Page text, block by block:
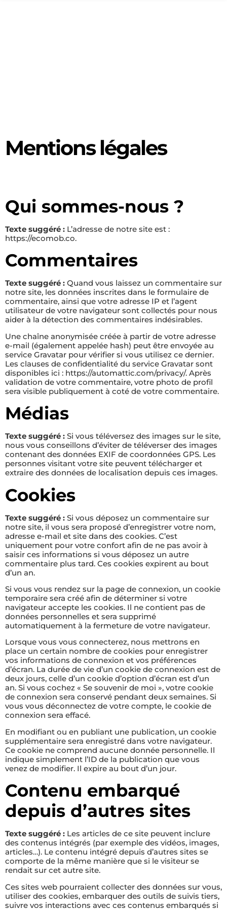
Mentions légales
Qui sommes-nous ?
Texte suggéré : L’adresse de notre site est :
https://ecomob.co.
Commentaires
Texte suggéré : Quand vous laissez un commentaire sur
notre site, les données inscrites dans le formulaire de
commentaire, ainsi que votre adresse IP et l’agent
utilisateur de votre navigateur sont collectés pour nous
aider à la détection des commentaires indésirables.
Une chaîne anonymisée créée à partir de votre adresse
e-mail (également appelée hash) peut être envoyée au
service Gravatar pour vérifier si vous utilisez ce dernier.
Les clauses de confidentialité du service Gravatar sont
disponibles ici : https://automattic.com/privacy/. Après
validation de votre commentaire, votre photo de profil
sera visible publiquement à coté de votre commentaire.
Médias
Texte suggéré : Si vous téléversez des images sur le site,
nous vous conseillons d’éviter de téléverser des images
contenant des données EXIF de coordonnées GPS. Les
personnes visitant votre site peuvent télécharger et
extraire des données de localisation depuis ces images.
Cookies
Texte suggéré : Si vous déposez un commentaire sur
notre site, il vous sera proposé d’enregistrer votre nom,
adresse e-mail et site dans des cookies. C’est
uniquement pour votre confort afin de ne pas avoir à
saisir ces informations si vous déposez un autre
commentaire plus tard. Ces cookies expirent au bout
d’un an.
Si vous vous rendez sur la page de connexion, un cookie
temporaire sera créé afin de déterminer si votre
navigateur accepte les cookies. Il ne contient pas de
données personnelles et sera supprimé
automatiquement à la fermeture de votre navigateur.
Lorsque vous vous connecterez, nous mettrons en
place un certain nombre de cookies pour enregistrer
vos informations de connexion et vos préférences
d’écran. La durée de vie d’un cookie de connexion est de
deux jours, celle d’un cookie d’option d’écran est d’un
an. Si vous cochez « Se souvenir de moi », votre cookie
de connexion sera conservé pendant deux semaines. Si
vous vous déconnectez de votre compte, le cookie de
connexion sera effacé.
En modifiant ou en publiant une publication, un cookie
supplémentaire sera enregistré dans votre navigateur.
Ce cookie ne comprend aucune donnée personnelle. Il
indique simplement l’ID de la publication que vous
venez de modifier. Il expire au bout d’un jour.
Contenu embarqué
depuis d’autres sites
Texte suggéré : Les articles de ce site peuvent inclure
des contenus intégrés (par exemple des vidéos, images,
articles…). Le contenu intégré depuis d’autres sites se
comporte de la même manière que si le visiteur se
rendait sur cet autre site.
Ces sites web pourraient collecter des données sur vous,
utiliser des cookies, embarquer des outils de suivis tiers,
suivre vos interactions avec ces contenus embarqués si